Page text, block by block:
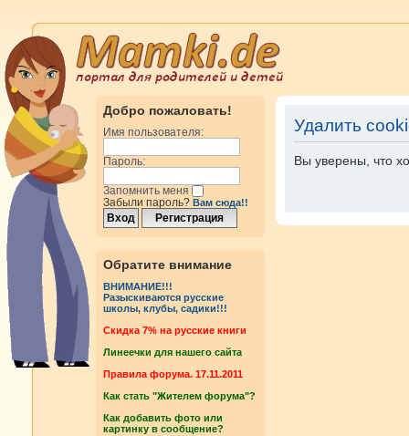
Добро пожаловать!
Имя пользователя:
Пароль:
Запомнить меня
Забыли пароль? Вам сюда!!
Обратите внимание
ВНИМАНИЕ!!!
Разыскиваются русские
школы, клубы, садики!!!
Cкидка 7% на русские книги
Линеечки для нашего сайта
Правила форума. 17.11.2011
Как стать "Жителем форума"?
Как добавить фото или
картинку в сообщение?
Удалить
Вы уверены, что